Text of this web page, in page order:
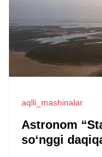
aqlli_mashinalar
Astronom
so‘nggi